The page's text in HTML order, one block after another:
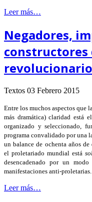
Leer más…
Negadores,
revolucionario
Textos 03 Febrero 2015
Entre los muchos aspectos que
más dramática) claridad está
organizado y seleccionado,
programa convalidado por una
un balance de ochenta años
el proletariado mundial está
desencadenado por un
manifestaciones anti-proletarias.
Leer más…